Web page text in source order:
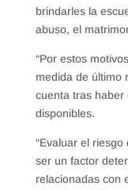
brindarles la
abuso, el
“Por estos
medida de último
cuenta tras haber
disponibles.
“Evaluar el
ser un factor
relacionadas con